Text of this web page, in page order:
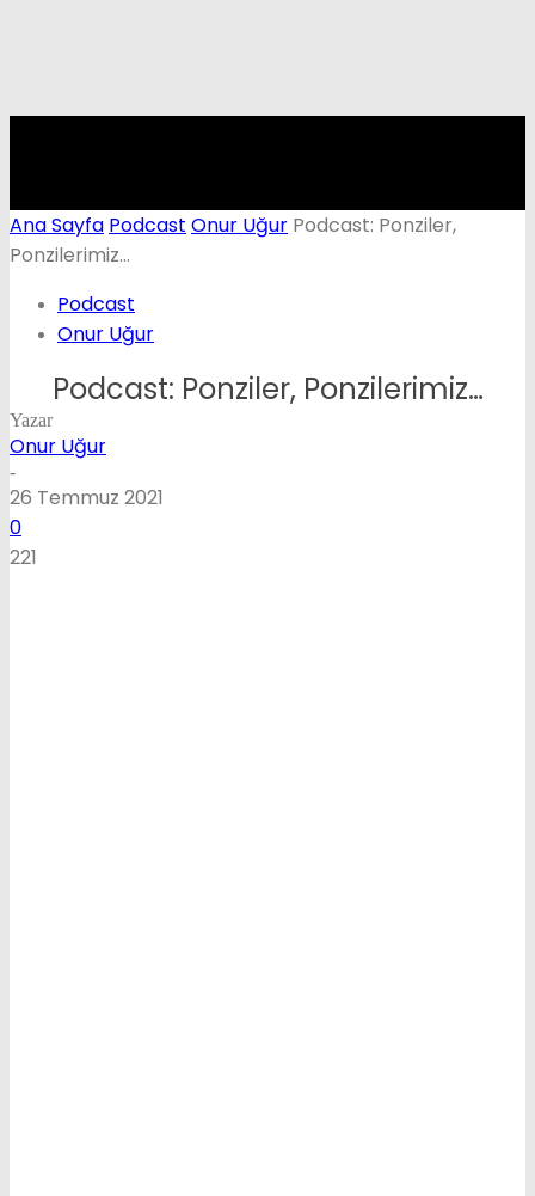
Ana Sayfa Podcast Onur Uğur Podcast: Ponziler,
Ponzilerimiz…
Podcast
Onur Uğur
Podcast: Ponziler, Ponzilerimiz…
Yazar
Onur Uğur
-
26 Temmuz 2021
0
221